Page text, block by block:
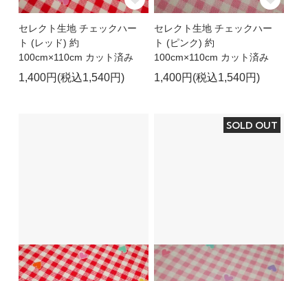
セレクト生地 チェックハー
ト (レッド) 約
100cm×110cm カット済み
1,400円(税込1,540円)
セレクト生地 チェックハー
ト (ピンク) 約
100cm×110cm カット済み
1,400円(税込1,540円)
SOLD OUT